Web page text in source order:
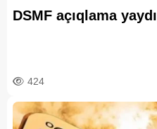
DSMF açıqlama yaydı
424